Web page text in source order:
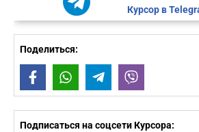
Курсор в
Поделиться:
FacebookWhatsAppTelegram
Подписаться на соцсети Курсора: